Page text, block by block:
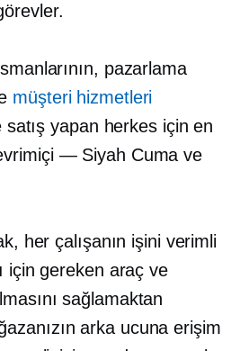
pazarlama
müşteri hizmetleri
satış yapan herkes için en
— Siyah Cuma ve
her çalışanın işini verimli
için gereken araç ve
sağlamaktan
arka ucuna erişim